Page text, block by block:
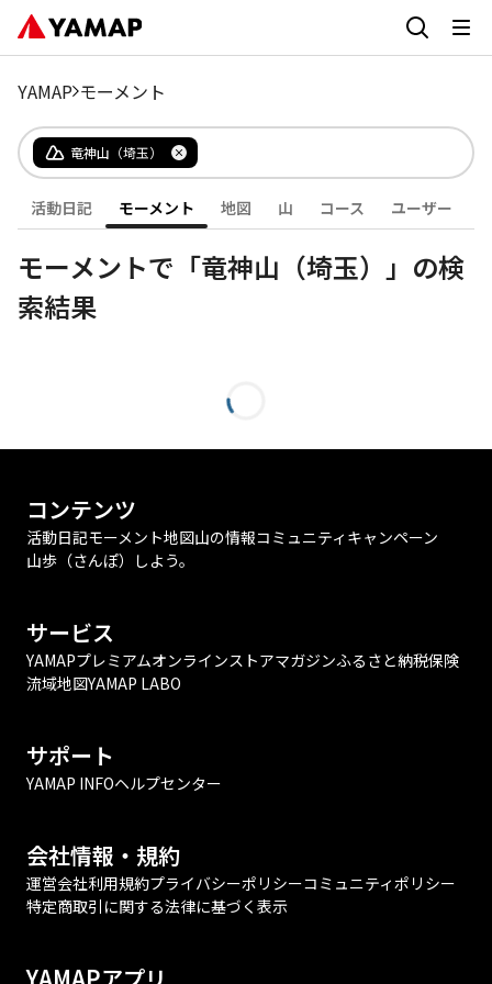
YAMAP モーメント
竜神山（埼玉）
活動日記 モーメント 地図 山 コース ユーザー
モーメントで「竜神山（埼玉）」の検
索結果
コンテンツ
活動日記モーメント地図山の情報コミュニティ キャンペーン
山歩（さんぽ）しよう。
サービス
YAMAPプレミアムオンラインストアマガジンふるさと納税保険
流域地図YAMAP LABO
サポート
YAMAP INFOヘルプセンター
会社情報・規約
運営会社利用規約プライバシーポリシーコミュニティポリシー
特定商取引に関する法律に基づく表示